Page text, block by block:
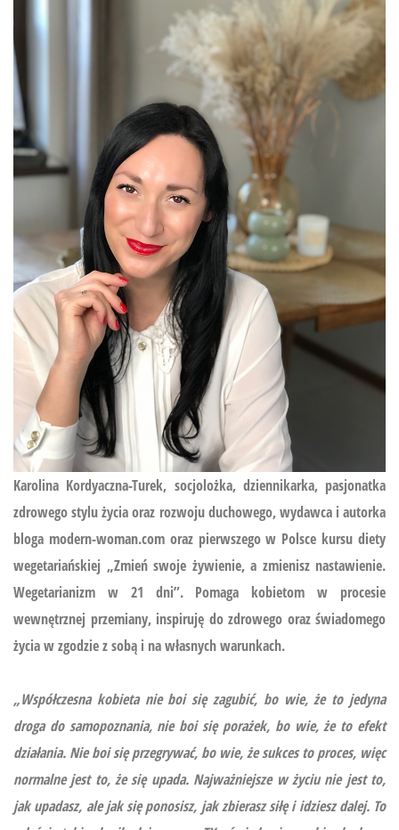
Karolina Kordyaczna-Turek, socjolożka, dziennikarka, pasjonatka
zdrowego stylu życia oraz rozwoju duchowego, wydawca i autorka
bloga modern-woman.com oraz pierwszego w Polsce kursu diety
wegetariańskiej „Zmień swoje żywienie, a zmienisz nastawienie.
Wegetarianizm w 21 dni”.Pomaga kobietom w procesie
wewnętrznej przemiany, inspiruję do zdrowego oraz świadomego
życia w zgodzie z sobą i na własnych warunkach.
„Współczesna kobieta nie boi się zagubić, bo wie, że to jedyna
droga do samopoznania, nie boi się porażek, bo wie, że to efekt
działania. Nie boi się przegrywać, bo wie, że sukces to proces, więc
normalne jest to, że się upada. Najważniejsze w życiu nie jest to,
jak upadasz, ale jak się ponosisz, jak zbierasz siłę i idziesz dalej. To